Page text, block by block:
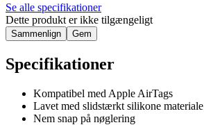
Se alle specifikationer
Dette produkt er ikke tilgængeligt
Sammenlign Gem
Specifikationer
Kompatibel med Apple AirTags
Lavet med slidstærkt silikone materiale
Nem snap på nøglering